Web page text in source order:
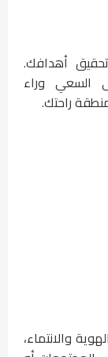
أهدافك.
السعي وراء
راحتك.
والانتماء،